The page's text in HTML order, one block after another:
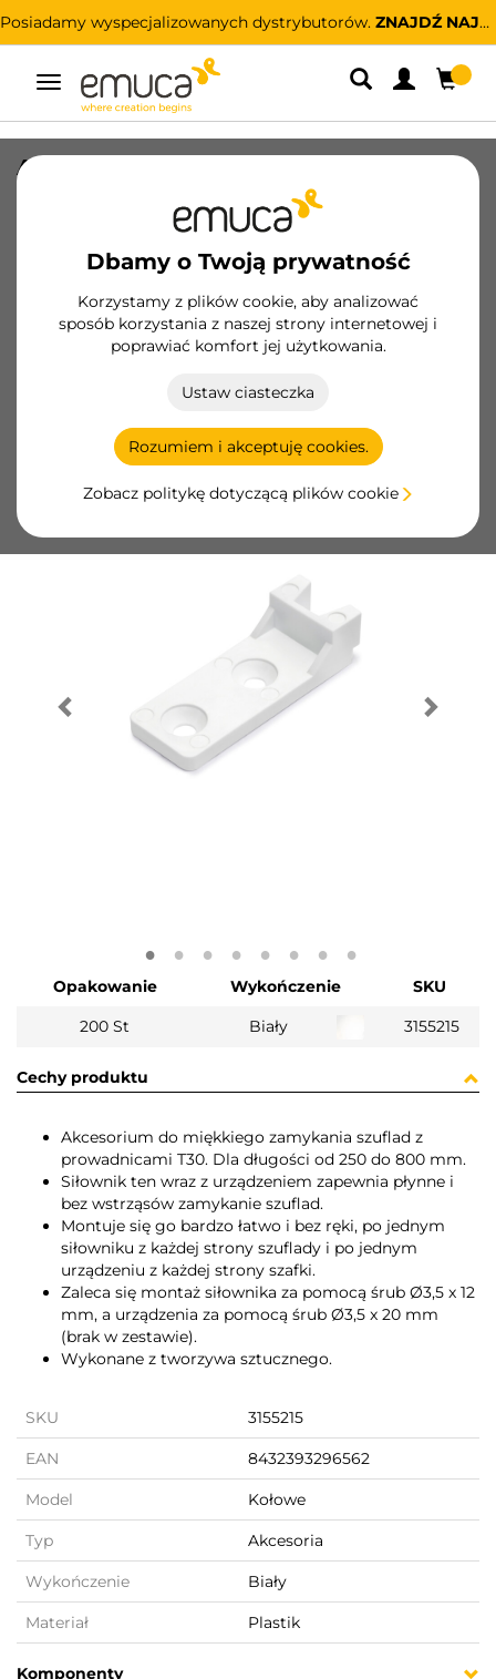
Posiadamy wyspecjalizowanych dystrybutorów. ZNAJDŹ NAJBLIŻSZEGO
Przełącz
nawigację
Dbamy o Twoją prywatność
Korzystamy z plików cookie, aby analizować
sposób korzystania z naszej strony internetowej i
poprawiać komfort jej użytkowania.
Ustaw ciasteczka
Rozumiem i akceptuję cookies.
Zobacz politykę dotyczącą plików cookie
Aktywator dla mechanizmu cichego
zamykania do prowadnic T30, Plastik,
3155215/EAN 8432393296562
Podstawowe produkty
Karta produktu
Opakowanie Wykończenie
SKU
200 St
Biały 3155215
Cechy produktu
Akcesorium do miękkiego zamykania szuflad z
prowadnicami T30. Dla długości od 250 do 800 mm.
Siłownik ten wraz z urządzeniem zapewnia płynne i
bez wstrząsów zamykanie szuflad.
Montuje się go bardzo łatwo i bez ręki, po jednym
siłowniku z każdej strony szuflady i po jednym
urządzeniu z każdej strony szafki.
Zaleca się montaż siłownika za pomocą śrub Ø3,5 x 12
mm, a urządzenia za pomocą śrub Ø3,5 x 20 mm
(brak w zestawie).
Wykonane z tworzywa sztucznego.
SKU 3155215
EAN 8432393296562
Model Kołowe
Typ Akcesoria
Wykończenie Biały
Materiał Plastik
Komponenty